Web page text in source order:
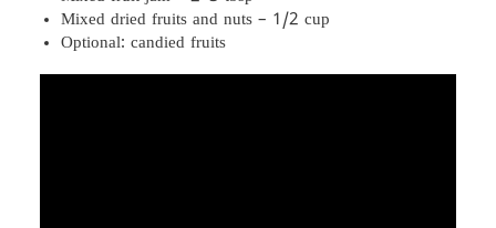
Mixed dried fruits and nuts – 1/2 cup
Optional: candied fruits